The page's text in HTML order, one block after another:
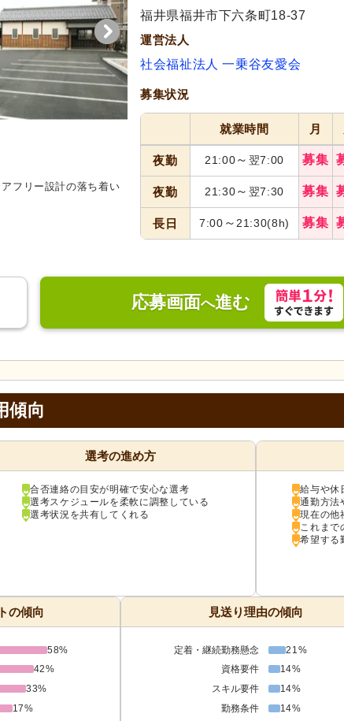
フリー設計の落ち着い
広々とした共有スペースには、ダイ
光がたっぷり差し込む様子です。過ごしや
福井県福井市下六条町18-37
運営法人
社会福祉法人 一乗谷友愛会
募集状況
就業時間 月
夜勤 21:00～ 翌7:00 募集
夜勤 21:30～ 翌7:30 募集
長日 7:00 ～ 21:30(8h) 募集
応募画面へ進む
傾向
選考の進め方
合否連絡の目安が明確で安心な選考
選考スケジュールを柔軟に調整している
選考状況を共有してくれる
給与や休
通勤方法
現在の他
これまで
希望する
の傾向
58%
42%
33%
17%
見送り理由の傾向
定着・継続勤務懸念
21%
資格要件
14%
スキル要件
14%
勤務条件
14%